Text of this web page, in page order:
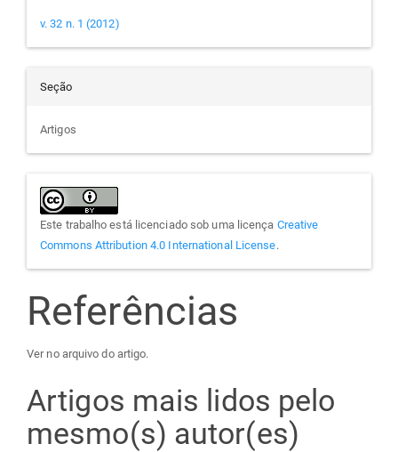
v. 32 n. 1 (2012)
Seção
Artigos
Este trabalho está licenciado sob uma licença Creative
Commons Attribution 4.0 International License.
Referências
Ver no arquivo do artigo.
Artigos mais lidos pelo
mesmo(s) autor(es)